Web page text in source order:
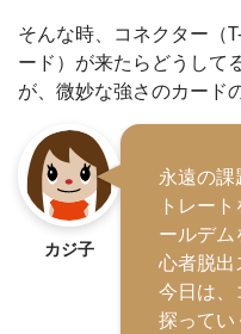
そんな時、コネクター（
ード）が来たらどうして
が、微妙な強さのカード
カジ子
永遠の
トレー
ールデ
心者脱出
今日は、
探ってい